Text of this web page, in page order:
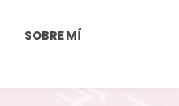
SOBRE MÍ